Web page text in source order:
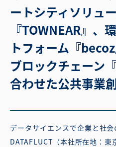
ートシティソリュ
『TOWNEAR』、
トフォーム『
ブロックチェーン
合わせた公共事業
データサイエンスで企業と社
DATAFLUCT（本社所在地：